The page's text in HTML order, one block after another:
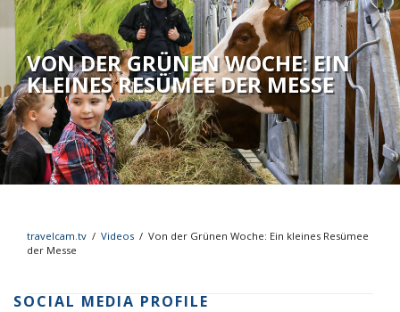
VON DER GRÜNEN WOCHE: EIN
KLEINES RESÜMEE DER MESSE
travelcam.tv / Videos / Von der Grünen Woche: Ein kleines Resümee
der Messe
SOCIAL MEDIA PROFILE